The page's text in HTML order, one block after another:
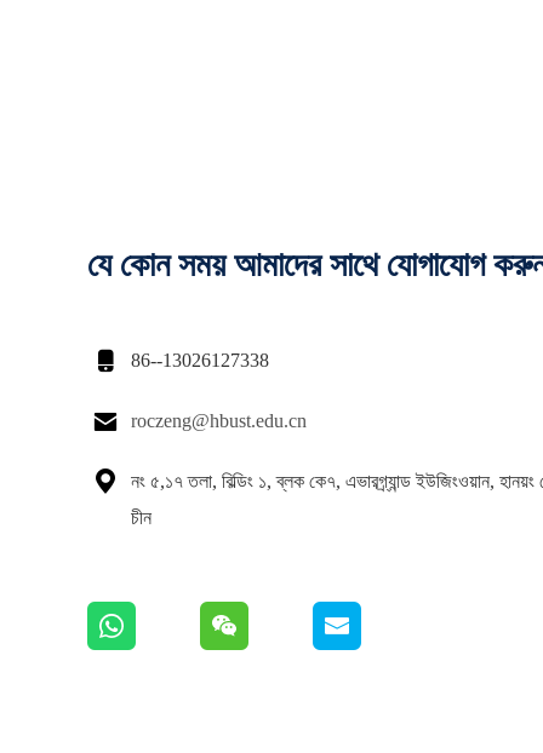
যে কোন সময় আমাদের সাথে যোগাযোগ
 86--13026127338
 roczeng@hbust.edu.cn

নং ৫,১৭ তলা, বিল্ডিং ১, ব্লক কে৭, এভারগ্র্যান্ড ইউজিংওয়ান,
চীন